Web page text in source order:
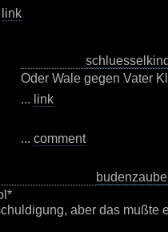
link
Oder Wale gegen Vater
... link
... comment
aber das mußte